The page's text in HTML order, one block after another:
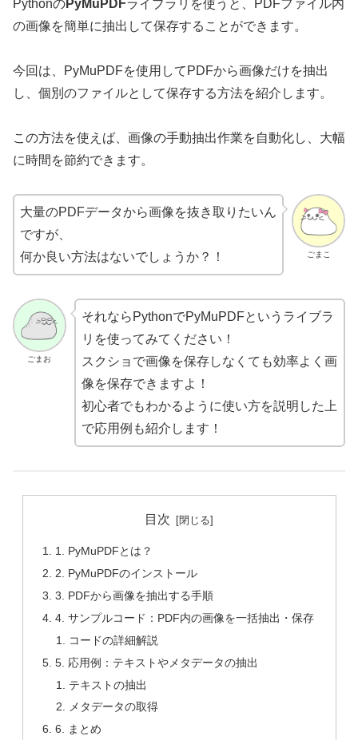
PythonのPyMuPDFライブラリを使うと、PDFファイル内
の画像を簡単に抽出して保存することができます。
今回は、PyMuPDFを使用してPDFから画像だけを抽出
し、個別のファイルとして保存する方法を紹介します。
この方法を使えば、画像の手動抽出作業を自動化し、大幅
に時間を節約できます。
ごまこ
大量のPDFデータから画像を抜き取りたいん
ですが、
何か良い方法はないでしょうか？！
ごまお
それならPythonでPyMuPDFというライブラ
リを使ってみてください！
スクショで画像を保存しなくても効率よく画
像を保存できますよ！
初心者でもわかるように使い方を説明した上
で応用例も紹介します！
目次
1. PyMuPDFとは？
2. PyMuPDFのインストール
3. PDFから画像を抽出する手順
4. サンプルコード：PDF内の画像を一括抽出・保存
コードの詳細解説
5. 応用例：テキストやメタデータの抽出
テキストの抽出
メタデータの取得
6. まとめ